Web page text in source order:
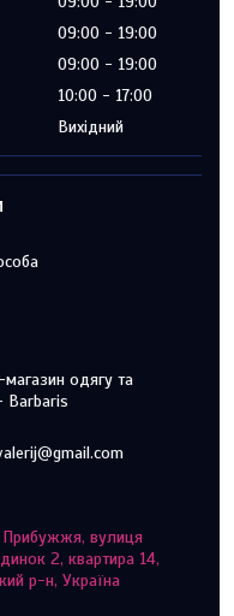
09:00
19:00
09:00
19:00
10:00
17:00
Вихідний
магазин одягу та
Barbaris
Прибужжя, вулиця
2, квартира 14,
р-н, Україна